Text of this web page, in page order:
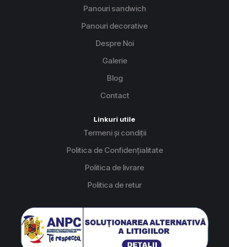
Panouri sandwich
Panouri decorative
Despre Noi
Galerie
Blog
Contact
Linkuri utile
Termeni și condiții
Politica de Confidențialitate
Politica de livrare
Politica de retur